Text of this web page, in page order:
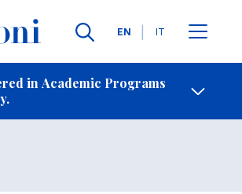
Languages
EN IT
in Academic Programs
Contact Us
2014-2015